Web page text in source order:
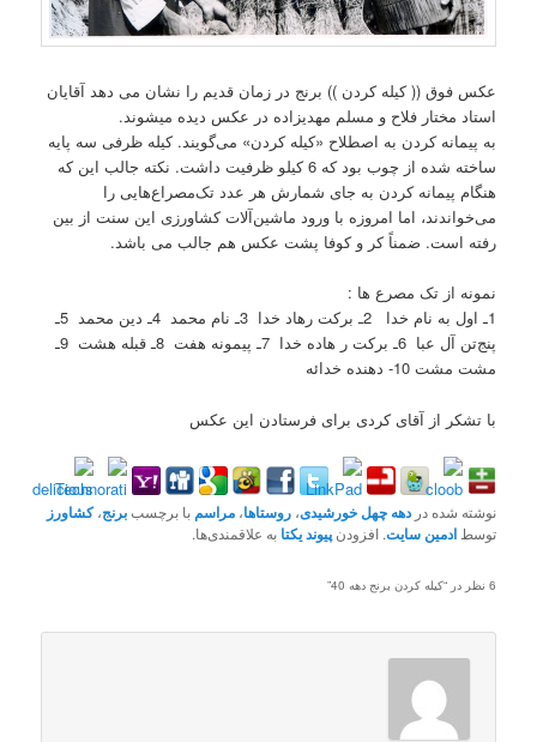
عکس فوق (( کیله کردن )) برنج در زمان قدیم را نشان می دهد آقایان
استاد مختار فلاح و مسلم مهدیزاده در عکس دیده میشوند.
به پیمانه کردن به اصطلاح «کیله کردن» می‌گویند. کیله ظرفی سه پایه
ساخته شده از چوب بود که 6 کیلو ظرفیت داشت. نکته جالب این که
هنگام پیمانه کردن به جای شمارش هر عدد تک‌مصراع‌هایی را
می‌خواندند، اما امروزه با ورود ماشین‌آلات کشاورزی این سنت از بین
رفته است. ضمناً کر و کوفا پشت عکس هم جالب می باشد.
نمونه از تک مصرع ها :
1ـ اول به نام خدا 2ـ برکت رهاد خدا 3ـ نام محمد 4ـ دین محمد 5ـ
پنج‌تن آل عبا 6ـ برکت ر هاده خدا 7ـ پیمونه هفت 8ـ قبله هشت 9ـ
مشت مشت 10- دهنده خدائه
با تشکر از آقای کردی برای فرستادن این عکس
نوشته شده دردهه چهل خورشیدی،روستاها،مراسم با برچسببرنج،کشاورز
توسطادمین سایت. افزودنپیوند یکتا به علاقمندی‌ها.
6 نظر در “ کیله کردن برنج دهه 40 ”